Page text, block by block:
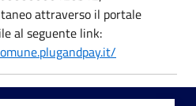
attraverso il portale
al seguente link: